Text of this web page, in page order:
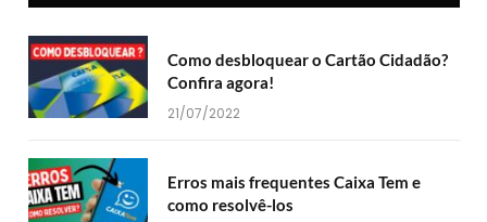
Como desbloquear o Cartão Cidadão?
Confira agora!
21/07/2022
Erros mais frequentes Caixa Tem e
como resolvê-los